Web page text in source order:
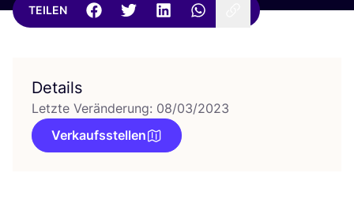
TEILEN
Details
Letzte Veränderung: 08/03/2023
Verkaufsstellen